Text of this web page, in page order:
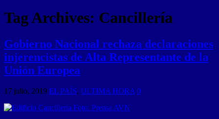
Tag Archives: Cancillería
Gobierno Nacional rechaza declaraciones
injerencistas de Alta Representante de la
Unión Europea
17 julio, 2019 EL PAÍS, ULTIMA HORA 0